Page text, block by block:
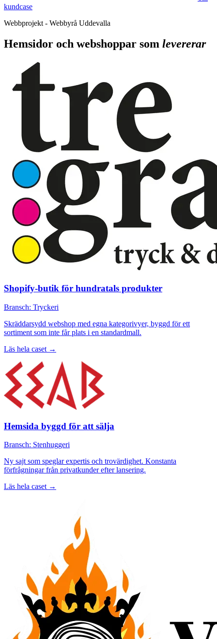
kundcase
Webbprojekt - Webbyrå Uddevalla
Hemsidor och webshoppar som levererar
Shopify-butik för hundratals produkter
Bransch: Tryckeri
Skräddarsydd webshop med egna kategorivyer, byggd för ett
sortiment som inte får plats i en standardmall.
Läs hela caset →
Hemsida byggd för att sälja
Bransch: Stenhuggeri
Ny sajt som speglar expertis och trovärdighet. Konstanta
förfrågningar från privatkunder efter lansering.
Läs hela caset →